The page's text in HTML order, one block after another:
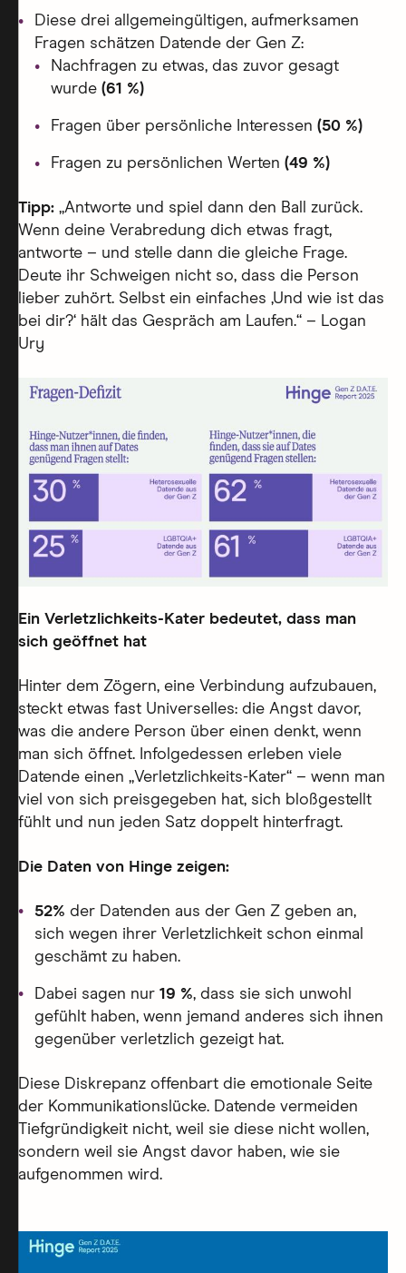
Diese drei allgemeingültigen, aufmerksamen
Fragen schätzen Datende der Gen Z:
Nachfragen zu etwas, das zuvor gesagt
wurde (61 %)
Fragen über persönliche Interessen (50 %)
Fragen zu persönlichen Werten (49 %)
Tipp: „Antworte und spiel dann den Ball zurück.
Wenn deine Verabredung dich etwas fragt,
antworte – und stelle dann die gleiche Frage.
Deute ihr Schweigen nicht so, dass die Person
lieber zuhört. Selbst ein einfaches ‚Und wie ist das
bei dir?‘ hält das Gespräch am Laufen.“ – Logan
Ury
Ein Verletzlichkeits-Kater bedeutet, dass man
sich geöffnet hat
Hinter dem Zögern, eine Verbindung aufzubauen,
steckt etwas fast Universelles: die Angst davor,
was die andere Person über einen denkt, wenn
man sich öffnet. Infolgedessen erleben viele
Datende einen „Verletzlichkeits-Kater“ – wenn man
viel von sich preisgegeben hat, sich bloßgestellt
fühlt und nun jeden Satz doppelt hinterfragt.
Die Daten von Hinge zeigen:
52% der Datenden aus der Gen Z geben an,
sich wegen ihrer Verletzlichkeit schon einmal
geschämt zu haben.
Dabei sagen nur 19 %, dass sie sich unwohl
gefühlt haben, wenn jemand anderes sich ihnen
gegenüber verletzlich gezeigt hat.
Diese Diskrepanz offenbart die emotionale Seite
der Kommunikationslücke. Datende vermeiden
Tiefgründigkeit nicht, weil sie diese nicht wollen,
sondern weil sie Angst davor haben, wie sie
aufgenommen wird.